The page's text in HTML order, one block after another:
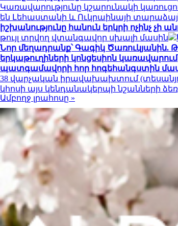
Կառավարությունը կշարունակի
են Լեհաստանի և Ուկրաինայի
իշխանությունը հանուն երկրի ոչինչ չի
թույլ տրվող վտանգավոր սխալի մասին
Նոր մեղադրանք՝ Գագիկ Ծառուկյանին.
երկաթուղիների կոնցեսիոն
պատգամավորի հոր հոգեհանգստին
38 վարչական իրավախախտում
կհոսի այս կենդանակերպի նշանների
Ամբողջ լրահոսը »